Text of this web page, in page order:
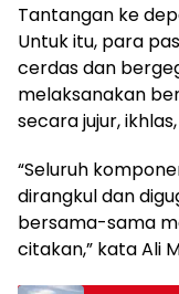
Tantangan ke
Untuk itu, para
cerdas dan
melaksanakan
secara jujur,
“Seluruh
dirangkul dan
bersama-sama
citakan,” kata Ali